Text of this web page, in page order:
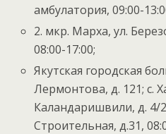
амбулатория, 09:00-
2. мкр. Марха, ул.
08:00-17:00;
Якутская городская
Лермонтова, д. 121; с.
Каландаришвили, д. 4/
Строительная, д.31,